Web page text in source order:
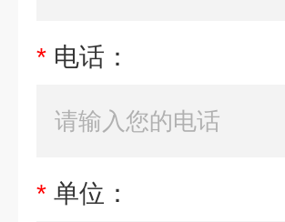
* 电话：
* 单位：